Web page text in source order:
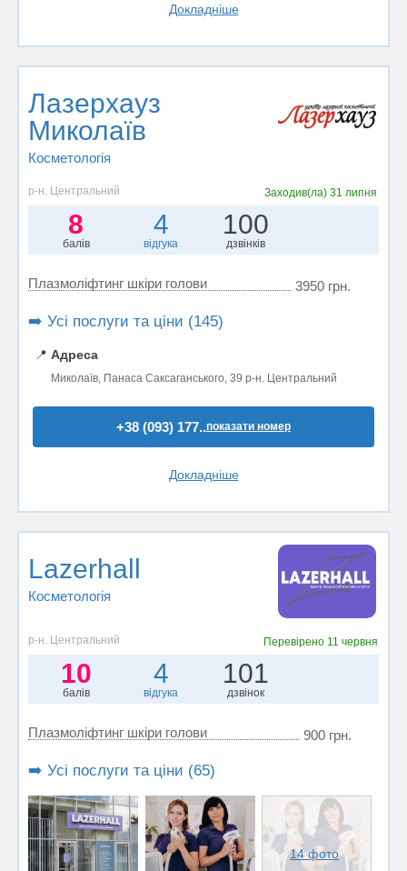
Докладніше
Лазерхауз
Миколаїв
Косметологія
р-н. Центральний Заходив(ла) 31 липня
8
балів
4
відгука
100
дзвінків
Плазмоліфтинг шкіри голови 3950 грн.
➡️ Усі послуги та ціни (145)
📍 Адреса
Миколаїв, Панаса Саксаганського, 39 р-н. Центральний
+38 (093) 177..показати номер
Докладніше
Lazerhall
Косметологія
р-н. Центральний Перевірено 11 червня
10
балів
4
відгука
101
дзвінок
Плазмоліфтинг шкіри голови 900 грн.
➡️ Усі послуги та ціни (65)
14 фото